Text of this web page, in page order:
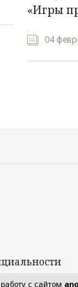
«Игры
04
с сайтом